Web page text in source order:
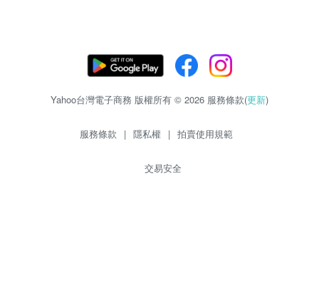
Yahoo台灣電子商務 版權所有 © 2026 服務條款(更新)
服務條款 | 隱私權 | 拍賣使用規範
交易安全